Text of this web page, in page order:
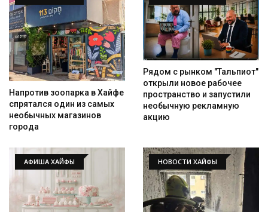
Напротив зоопарка в Хайфе
спрятался один из самых
необычных магазинов
города
Рядом с рынком "Тальпиот"
открыли новое рабочее
пространство и запустили
необычную рекламную
акцию
АФИША ХАЙФЫ НОВОСТИ ХАЙФЫ